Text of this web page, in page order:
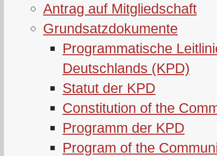
Antrag auf Mitgliedschaft
Grundsatzdokumente
Programmatische
Deutschlands (KPD)
Statut der KPD
Constitution of the
Programm der KPD
Program of the